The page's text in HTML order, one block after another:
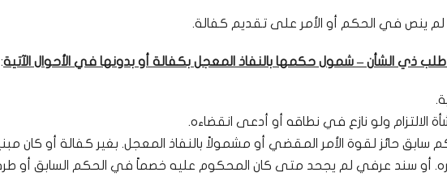
ذي الشأن – شمول حكمها بالنفاذ المعجل بكفالة أو بدونها في الأحوال الآتية:
الالتزام ولو نازع في نطاقه أو أدعى انقضاءه.
سابق حائز لقوة الأمر المقضي أو مشمولاً بالنفاذ المعجل. بغير كفالة أو كان
أو سند عرفي لم يجحد متى كان المحكوم عليه خصماً في الحكم السابق أو